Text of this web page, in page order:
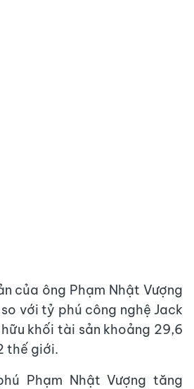
của ông Phạm Nhật Vượng
với tỷ phú công nghệ Jack
khối tài sản khoảng 29,6
thế giới.
Phạm Nhật Vượng tăng